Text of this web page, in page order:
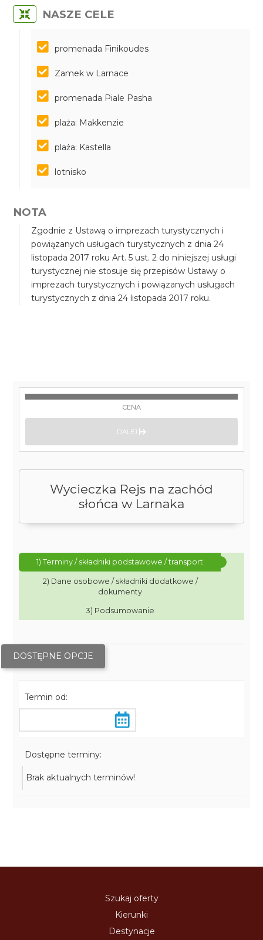
NASZE CELE
promenada Finikoudes
Zamek w Larnace
promenada Piale Pasha
plaża: Makkenzie
plaża: Kastella
lotnisko
NOTA
Zgodnie z Ustawą o imprezach turystycznych i
powiązanych usługach turystycznych z dnia 24
listopada 2017 roku Art. 5 ust. 2 do niniejszej usługi
turystycznej nie stosuje się przepisów Ustawy o
imprezach turystycznych i powiązanych usługach
turystycznych z dnia 24 listopada 2017 roku.
Wycieczka Rejs na zachód
słońca w Larnaka
1) Terminy / składniki podstawowe / transport
2) Dane osobowe / składniki dodatkowe /
dokumenty
3) Podsumowanie
DOSTĘPNE OPCJE
Termin od:
Dostępne terminy:
Brak aktualnych terminów!
CENA
DALEJ
Szukaj oferty
Kierunki
Destynacje